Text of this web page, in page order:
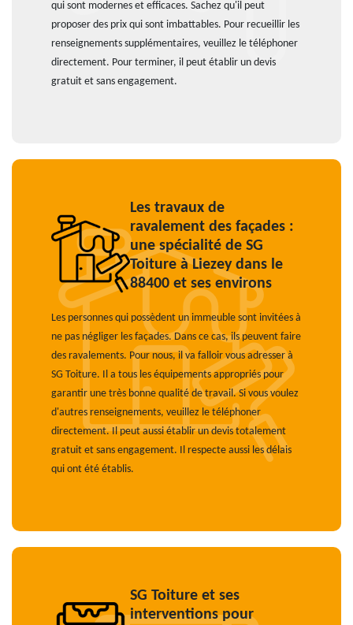
qui sont modernes et efficaces. Sachez qu'il peut
proposer des prix qui sont imbattables. Pour recueillir les
renseignements supplémentaires, veuillez le téléphoner
directement. Pour terminer, il peut établir un devis
gratuit et sans engagement.
Les travaux de
ravalement des façades :
une spécialité de SG
Toiture à Liezey dans le
88400 et ses environs
Les personnes qui possèdent un immeuble sont invitées à
ne pas négliger les façades. Dans ce cas, ils peuvent faire
des ravalements. Pour nous, il va falloir vous adresser à
SG Toiture. Il a tous les équipements appropriés pour
garantir une très bonne qualité de travail. Si vous voulez
d'autres renseignements, veuillez le téléphoner
directement. Il peut aussi établir un devis totalement
gratuit et sans engagement. Il respecte aussi les délais
qui ont été établis.
SG Toiture et ses
interventions pour